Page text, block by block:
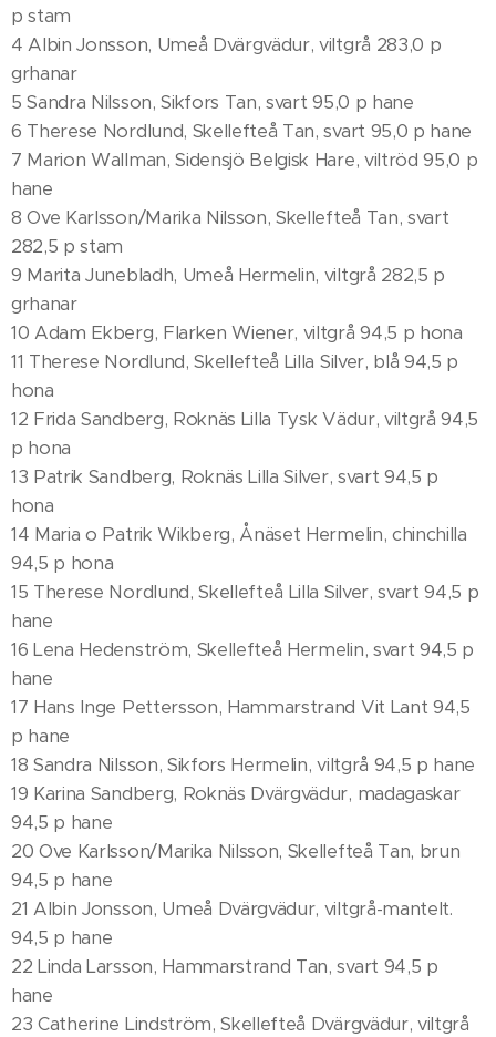
p stam
4 Albin Jonsson, Umeå Dvärgvädur, viltgrå 283,0 p
grhanar
5 Sandra Nilsson, Sikfors Tan, svart 95,0 p hane
6 Therese Nordlund, Skellefteå Tan, svart 95,0 p hane
7 Marion Wallman, Sidensjö Belgisk Hare, viltröd 95,0 p
hane
8 Ove Karlsson/Marika Nilsson, Skellefteå Tan, svart
282,5 p stam
9 Marita Junebladh, Umeå Hermelin, viltgrå 282,5 p
grhanar
10 Adam Ekberg, Flarken Wiener, viltgrå 94,5 p hona
11 Therese Nordlund, Skellefteå Lilla Silver, blå 94,5 p
hona
12 Frida Sandberg, Roknäs Lilla Tysk Vädur, viltgrå 94,5
p hona
13 Patrik Sandberg, Roknäs Lilla Silver, svart 94,5 p
hona
14 Maria o Patrik Wikberg, Ånäset Hermelin, chinchilla
94,5 p hona
15 Therese Nordlund, Skellefteå Lilla Silver, svart 94,5 p
hane
16 Lena Hedenström, Skellefteå Hermelin, svart 94,5 p
hane
17 Hans Inge Pettersson, Hammarstrand Vit Lant 94,5
p hane
18 Sandra Nilsson, Sikfors Hermelin, viltgrå 94,5 p hane
19 Karina Sandberg, Roknäs Dvärgvädur, madagaskar
94,5 p hane
20 Ove Karlsson/Marika Nilsson, Skellefteå Tan, brun
94,5 p hane
21 Albin Jonsson, Umeå Dvärgvädur, viltgrå-mantelt.
94,5 p hane
22 Linda Larsson, Hammarstrand Tan, svart 94,5 p
hane
23 Catherine Lindström, Skellefteå Dvärgvädur, viltgrå